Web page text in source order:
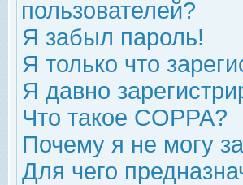
пользователей?
Я забыл пароль!
Я только что
Я давно
Что такое COPPA?
Почему я не могу
Для чего